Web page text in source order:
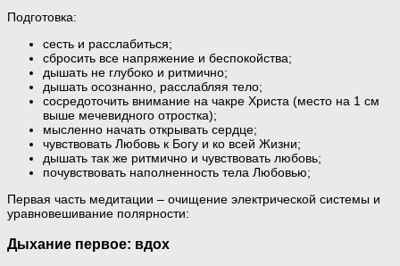
Подготовка:
сесть и расслабиться;
сбросить все напряжение и беспокойства;
дышать не глубоко и ритмично;
дышать осознанно, расслабляя тело;
сосредоточить внимание на чакре Христа (место на 1 см
выше мечевидного отростка);
мысленно начать открывать сердце;
чувствовать Любовь к Богу и ко всей Жизни;
дышать так же ритмично и чувствовать любовь;
почувствовать наполненность тела Любовью;
Первая часть медитации – очищение электрической системы и
уравновешивание полярности:
Дыхание первое: вдох